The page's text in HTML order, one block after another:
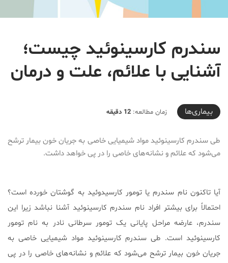
سندرم کارسینوئید چیست؛
آشنایی با علائم، علت و درمان
2020-06-05T16:30:01+04:30
بیماری‌ها زمان مطالعه: 12 دقیقه
طی سندرم کارسینوئید مواد شیمیایی خاصی به جریان خون بیمار ترشح
می‌شود که علائم و نشانه‌های خاصی را در پی خواهد داشت.
آیا تاکنون نام سندرم یا تومور کارسیدوئید به گوشتان خورده است؟
احتمالاً برای بیشتر افراد نام سندرم کارسینوئید آشنا نباشد زیرا این
سندرم، عارضه مراحل پایانی یک تومور سرطانی نادر به نام تومور
کارسینوئید است. طی سندرم کارسینوئید مواد شیمیایی خاصی به
جریان خون بیمار ترشح می‌شود که علائم و نشانه‌های خاصی را در پی